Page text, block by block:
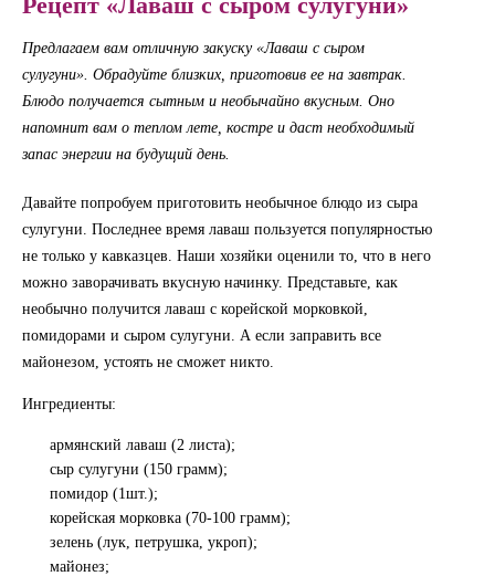
Предлагаем вам отличную закуску «Лаваш с сыром
сулугуни». Обрадуйте близких, приготовив ее на завтрак.
Блюдо получается сытным и необычайно вкусным. Оно
напомнит вам о теплом лете, костре и даст необходимый
запас энергии на будущий день.
Давайте попробуем приготовить необычное блюдо из сыра
сулугуни. Последнее время лаваш пользуется популярностью
не только у кавказцев. Наши хозяйки оценили то, что в него
можно заворачивать вкусную начинку. Представьте, как
необычно получится лаваш с корейской морковкой,
помидорами и сыром сулугуни. А если заправить все
майонезом, устоять не сможет никто.
Ингредиенты:
армянский лаваш (2 листа);
сыр сулугуни (150 грамм);
помидор (1шт.);
корейская морковка (70-100 грамм);
зелень (лук, петрушка, укроп);
майонез;